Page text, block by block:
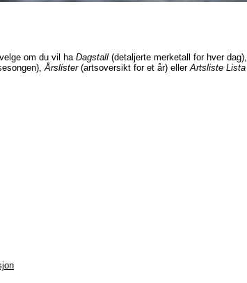
om du vil ha Dagstall (detaljerte merketall for hver dag),
Årslister(artsoversikt for et år) ellerArtsliste Lista